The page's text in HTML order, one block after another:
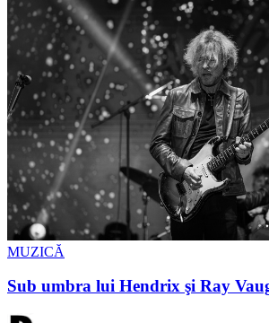
MUZICĂ
Sub umbra lui Hendrix şi Ray